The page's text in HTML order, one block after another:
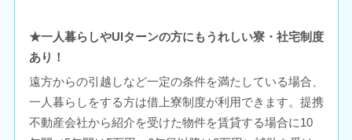
★一人暮らしやUIターンの方にもうれしい寮・社宅制度
あり！
遠方からの引越しなど一定の条件を満たしている場合、
一人暮らしをする方は借上寮制度が利用できます。提携
不動産会社から紹介を受けた物件を賃貸する場合に10